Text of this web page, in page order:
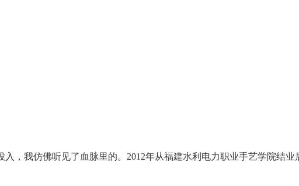
我仿佛听见了血脉里的。2012年从福建水利电力职业手艺学院结业